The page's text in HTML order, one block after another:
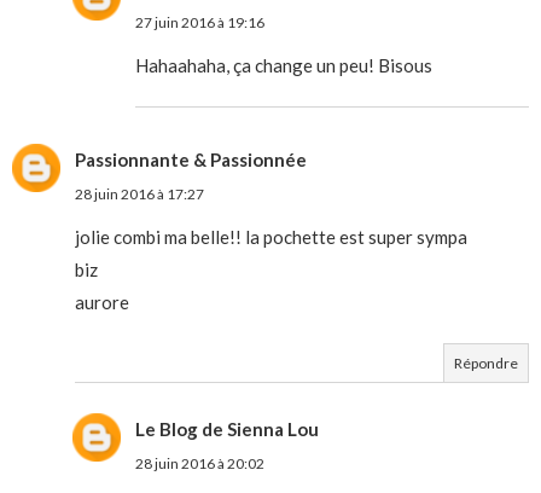
27 juin 2016 à 19:16
Hahaahaha, ça change un peu! Bisous
Passionnante & Passionnée
28 juin 2016 à 17:27
jolie combi ma belle!! la pochette est super sympa
biz
aurore
Répondre
Le Blog de Sienna Lou
28 juin 2016 à 20:02